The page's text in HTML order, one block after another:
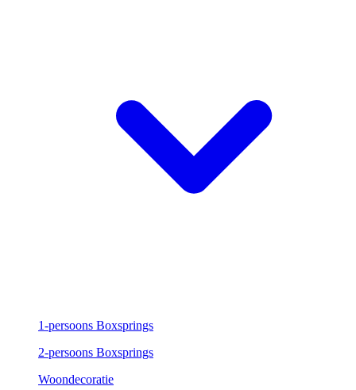
1-persoons Boxsprings
2-persoons Boxsprings
Woondecoratie